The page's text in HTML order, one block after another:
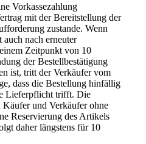
Vorkassezahlung
mit der Bereitstellung der
zustande. Wenn
nach erneuter
Zeitpunkt von 10
der Bestellbestätigung
ist, tritt der Verkäufer vom
dass die Bestellung hinfällig
Lieferpflicht trifft. Die
und Verkäufer ohne
Reservierung des Artikels
daher längstens für 10